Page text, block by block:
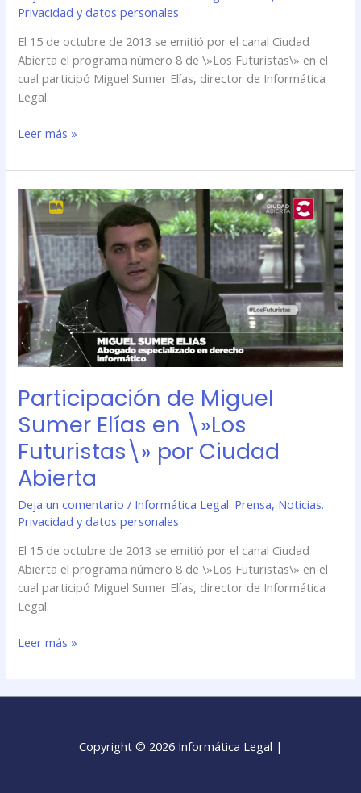
Privacidad y datos personales
El 15 de octubre de 2013 se emitió por el canal Ciudad
Abierta el programa número 8 de \»Los Futuristas\» en el
cual participó Miguel Sumer Elías, director de Informática
Legal.
Leer más »
Participación de Miguel
Sumer Elías en \»Los
Futuristas\» por Ciudad
Abierta
Deja un comentario / Informática Legal. Prensa, Noticias.
Privacidad y datos personales
El 15 de octubre de 2013 se emitió por el canal Ciudad
Abierta el programa número 8 de \»Los Futuristas\» en el
cual participó Miguel Sumer Elías, director de Informática
Legal.
Participación
de
Miguel
Sumer
Elías
en
\»Los
Futuristas\»
por
Ciudad
Leer más »
Copyright © 2026 Informática Legal |